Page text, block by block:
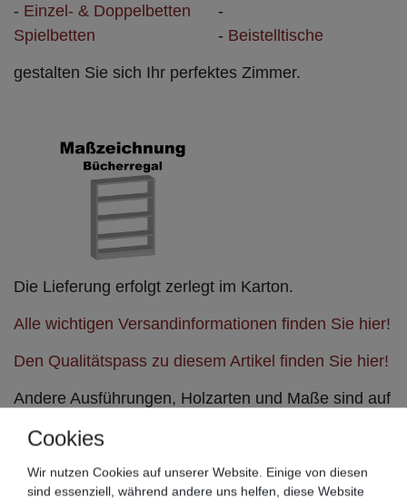
- Einzel- & Doppelbetten -
Spielbetten - Beistelltische
gestalten Sie sich Ihr perfektes Zimmer.
Die Lieferung erfolgt zerlegt im Karton.
Alle wichtigen Versandinformationen finden Sie hier!
Den Qualitätspass zu diesem Artikel finden Sie hier!
Andere Ausführungen, Holzarten und Maße sind auf
Sprechen Sie uns hierfür direkt an!
Hergestellt mit viel Herz in Ostfriesland!
Cookies
Wir nutzen Cookies auf unserer Website. Einige von diesen
sind essenziell, während andere uns helfen, diese Website